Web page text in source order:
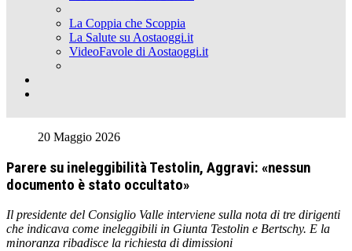
La Coppia che Scoppia
La Salute su Aostaoggi.it
VideoFavole di Aostaoggi.it
20 Maggio 2026
Parere su ineleggibilità Testolin, Aggravi: «nessun
documento è stato occultato»
Il presidente del Consiglio Valle interviene sulla nota di tre dirigenti
che indicava come ineleggibili in Giunta Testolin e Bertschy. E la
minoranza ribadisce la richiesta di dimissioni